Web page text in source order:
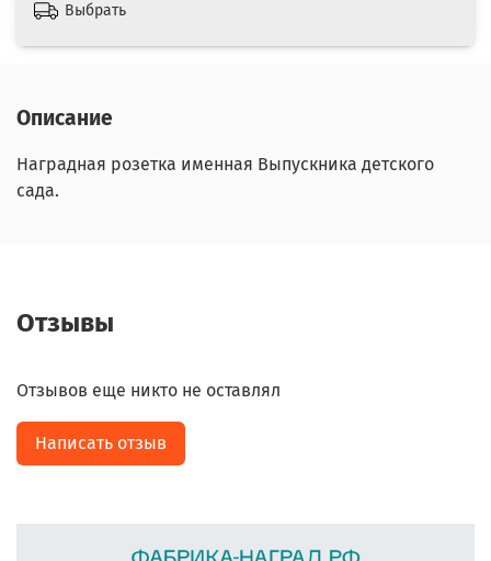
Выбрать
Описание
Наградная розетка именная Выпускника детского
сада.
Отзывы
Отзывов еще никто не оставлял
Написать отзыв